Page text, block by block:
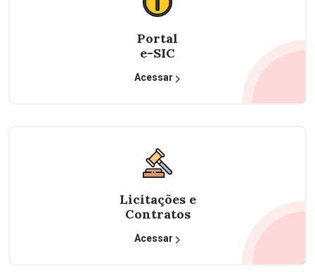
Portal
e-SIC
Acessar
Licitações e
Contratos
Acessar